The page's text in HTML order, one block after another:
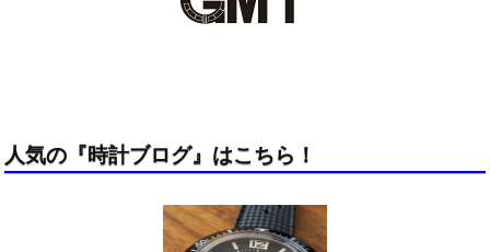
人気の『時計ブログ』はこちら！